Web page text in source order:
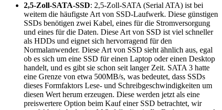
2,5-Zoll-SATA-SSD: 2,5-Zoll-SATA (Serial ATA) ist bei
weitem die häufigste Art von SSD-Laufwerk. Diese günstigen
SSDs benötigen zwei Kabel, eines für die Stromversorgung
und eines für die Daten. Diese Art von SSD ist viel schneller
als HDDs und eignet sich hervorragend für den
Normalanwender. Diese Art von SSD sieht ähnlich aus, egal
ob es sich um eine SSD für einen Laptop oder einen Desktop
handelt, und es gibt sie schon seit langer Zeit. SATA 3 hatte
eine Grenze von etwa 500MB/s, was bedeutet, dass SSDs
dieses Formfaktors Lese- und Schreibgeschwindigkeiten um
diesen Wert herum erzeugen. Diese werden jetzt als eine
preiswertere Option beim Kauf einer SSD betrachtet, wir